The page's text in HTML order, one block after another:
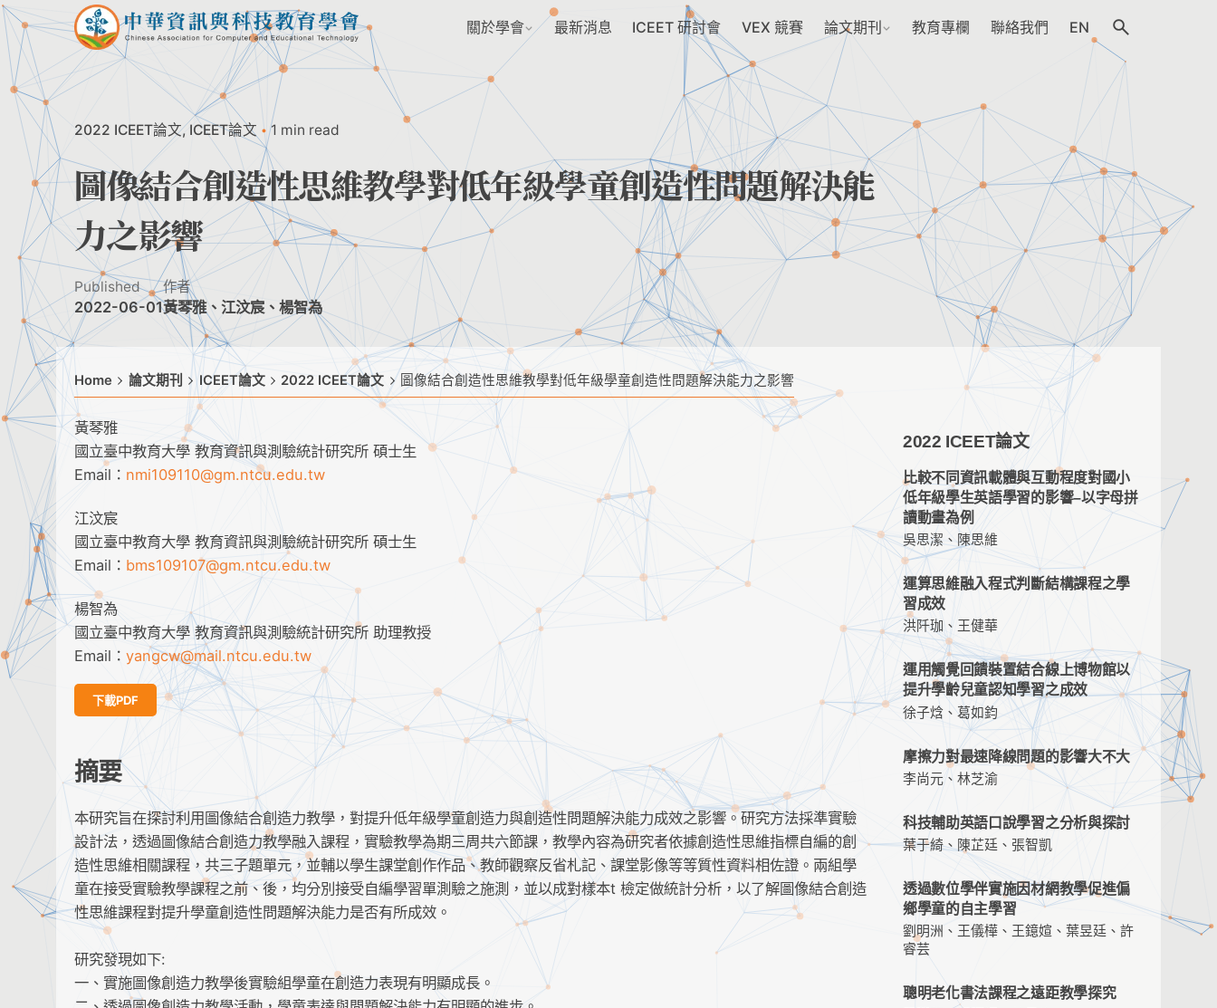
Skip
to
content
關於學會 最新消息 ICEET 研討會 VEX 競賽 論文期刊 教育專欄 聯絡我們 EN
2022 ICEET論文 ICEET論文 1 min read
圖像結合創造性思維教學對低年級學童創造性問題解決能
力之影響
Published
2022-06-01
作者
黃琴雅、江汶宸、楊智為
Home 論文期刊 ICEET論文 2022 ICEET論文 圖像結合創造性思維教學對低年級學童創造性問題解決能力之影響
黃琴雅
國立臺中教育大學 教育資訊與測驗統計研究所 碩士生
Email： nmi109110@gm.ntcu.edu.tw
江汶宸
國立臺中教育大學 教育資訊與測驗統計研究所 碩士生
Email： bms109107@gm.ntcu.edu.tw
楊智為
國立臺中教育大學 教育資訊與測驗統計研究所 助理教授
Email： yangcw@mail.ntcu.edu.tw
下載PDF
摘要
本研究旨在探討利用圖像結合創造力教學，對提升低年級學童創造力與創造性問題解決能力成效之影響。研究方法採準實驗
設計法，透過圖像結合創造力教學融入課程，實驗教學為期三周共六節課，教學內容為研究者依據創造性思維指標自編的創
造性思維相關課程，共三子題單元，並輔以學生課堂創作作品、教師觀察反省札記、課堂影像等等質性資料相佐證。兩組學
童在接受實驗教學課程之前、後，均分別接受自編學習單測驗之施測，並以成對樣本t 檢定做統計分析，以了解圖像結合創造
性思維課程對提升學童創造性問題解決能力是否有所成效。
研究發現如下:
一、實施圖像創造力教學後實驗組學童在創造力表現有明顯成長。
2022 ICEET論文
比較不同資訊載體與互動程度對國小
低年級學生英語學習的影響–以字母拼
讀動畫為例
吳思潔、陳思維
運算思維融入程式判斷結構課程之學
習成效
洪阡珈、王健華
運用觸覺回饋裝置結合線上博物館以
提升學齡兒童認知學習之成效
徐子焓、葛如鈞
摩擦力對最速降線問題的影響大不大
李尚元、林芝渝
科技輔助英語口說學習之分析與探討
葉于綺、陳芷廷、張智凱
透過數位學伴實施因材網教學促進偏
鄉學童的自主學習
劉明洲、王儀樺、王鐿媗、葉昱廷、許
睿芸
聰明老化書法課程之遠距教學探究